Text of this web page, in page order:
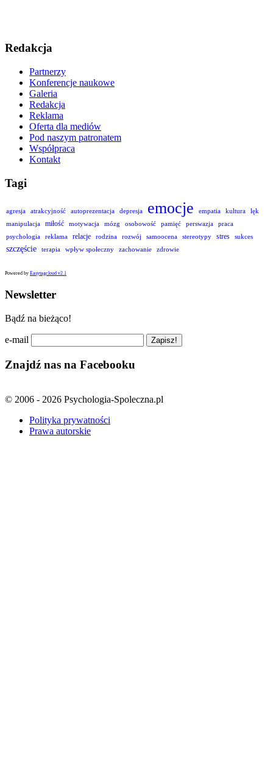
Redakcja
Partnerzy
Konferencje naukowe
Galeria
Redakcja
Reklama
Oferta dla mediów
Pod naszym patronatem
Współpraca
Kontakt
Tagi
agresja atrakcyjność autoprezentacja depresja emocje empatia kultura
lęk
manipulacja
miłość motywacja mózg osobowość pamięć perswazja
praca
psychologia
reklama relacje rodzina rozwój samoocena stereotypy stres sukces
szczęście terapia wpływ społeczny zachowanie zdrowie
Powered by Easytagcloud v2.1
Newsletter
Bądź na bieżąco!
e-mail
Znajdź nas na Facebooku
© 2006 - 2026 Psychologia-Spoleczna.pl
Polityka prywatności
Prawa autorskie